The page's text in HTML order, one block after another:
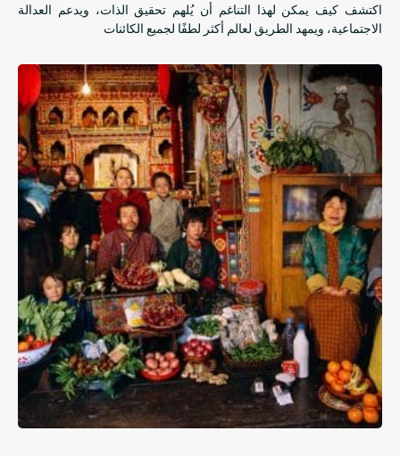
اكتشف كيف يمكن لهذا التناغم أن يُلهم تحقيق الذات، ويدعم العدالة
الاجتماعية، ويمهد الطريق لعالم أكثر لطفًا لجميع الكائنات